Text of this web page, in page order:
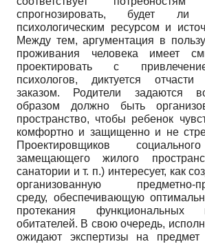
спрогнозировать, будет
психологическим ресурсом и
Между тем, аргументация в
проживания человека имеет
проектировать с
психологов, диктуется
заказом. Родители задаются
образом должно быть
пространство, чтобы ребенок
комфортно и защищенно и не
Проектировщиков
замещающего жилого
санатории и т. п.) интересует, как
организованную предметно-
среду, обеспечивающую
протекания
обитателей. В свою очередь,
ожидают экспертизы на